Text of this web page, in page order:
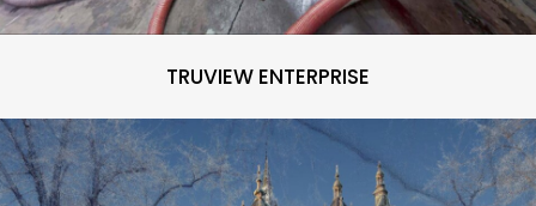
TRUVIEW ENTERPRISE